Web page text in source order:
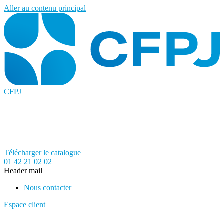
Aller au contenu principal
CFPJ
Télécharger le catalogue
01 42 21 02 02
Header mail
Nous contacter
Espace client